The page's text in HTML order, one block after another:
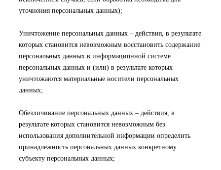
уточнения персональных данных);
Уничтожение персональных данных – действия, в результате
которых становится невозможным восстановить содержание
персональных данных в информационной системе
персональных данных и (или) в результате которых
уничтожаются материальные носители персональных
данных;
Обезличивание персональных данных – действия, в
результате которых становится невозможным без
использования дополнительной информации определить
принадлежность персональных данных конкретному
субъекту персональных данных;